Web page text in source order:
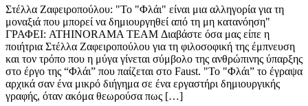
Στέλλα Ζαφειροπούλου: "Το "Φλάι" είναι μια αλληγορία για τη
μοναξιά που μπορεί να δημιουργηθεί από τη μη κατανόηση"
ΓΡΑΦΕΙ: ATHINORAMA TEAM Διαβάστε όσα μας είπε η
ποιήτρια Στέλλα Ζαφειροπούλου για τη φιλοσοφική της έμπνευση
και τον τρόπο που η μύγα γίνεται σύμβολο της ανθρώπινης ύπαρξης
στο έργο της “Φλάι” που παίζεται στο Faust. "Το "Φλάι” το έγραψα
αρχικά σαν ένα μικρό διήγημα σε ένα εργαστήρι δημιουργικής
γραφής, όταν ακόμα θεωρούσα πως […]